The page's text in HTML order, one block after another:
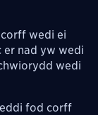
wedi ei
nad yw wedi
wedi
fod corff